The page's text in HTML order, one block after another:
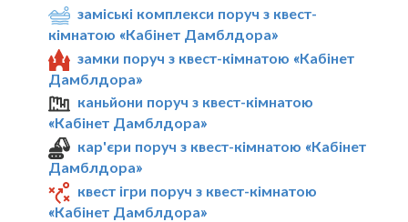
заміські комплекси поруч з квест-
кімнатою «Кабінет Дамблдора»
замки поруч з квест-кімнатою «Кабінет
Дамблдора»
каньйони поруч з квест-кімнатою
«Кабінет Дамблдора»
кар'єри поруч з квест-кімнатою «Кабінет
Дамблдора»
квест ігри поруч з квест-кімнатою
«Кабінет Дамблдора»